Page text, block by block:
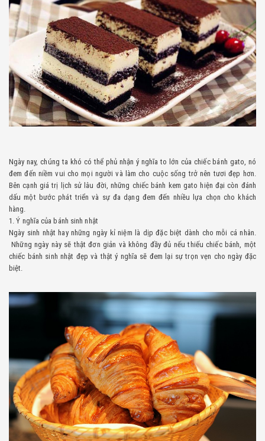
Ngày nay, chúng ta khó có thể phủ nhận ý nghĩa to lớn của chiếc bánh gato, nó
đem đến niềm vui cho mọi người và làm cho cuộc sống trở nên tươi đẹp hơn.
Bên cạnh giá trị lịch sử lâu đời, những chiếc bánh kem gato hiện đại còn đánh
dấu một bước phát triển và sự đa dạng đem đến nhiều lựa chọn cho khách
hàng.
1. Ý nghĩa của bánh sinh nhật
Ngày sinh nhật hay những ngày kỉ niệm là dịp đặc biệt dành cho mỗi cá nhân.
Những ngày này sẽ thật đơn giản và không đầy đủ nếu thiếu chiếc bánh, một
chiếc bánh sinh nhật đẹp và thật ý nghĩa sẽ đem lại sự trọn vẹn cho ngày đặc
biệt.